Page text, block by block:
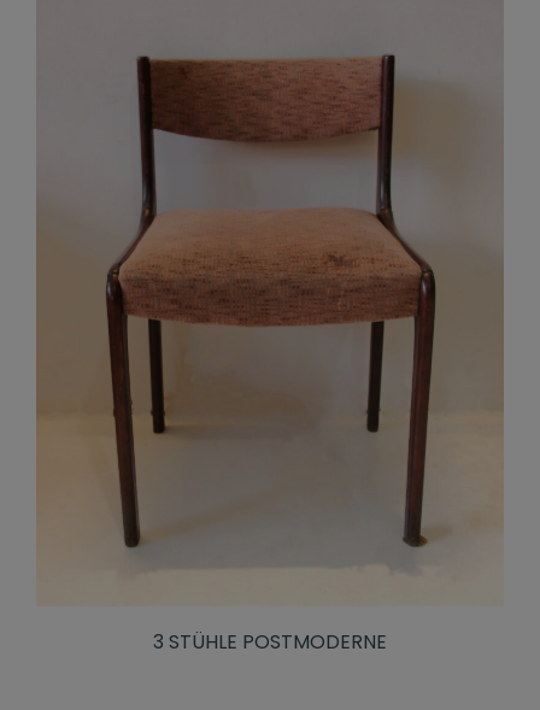
3 STÜHLE POSTMODERNE